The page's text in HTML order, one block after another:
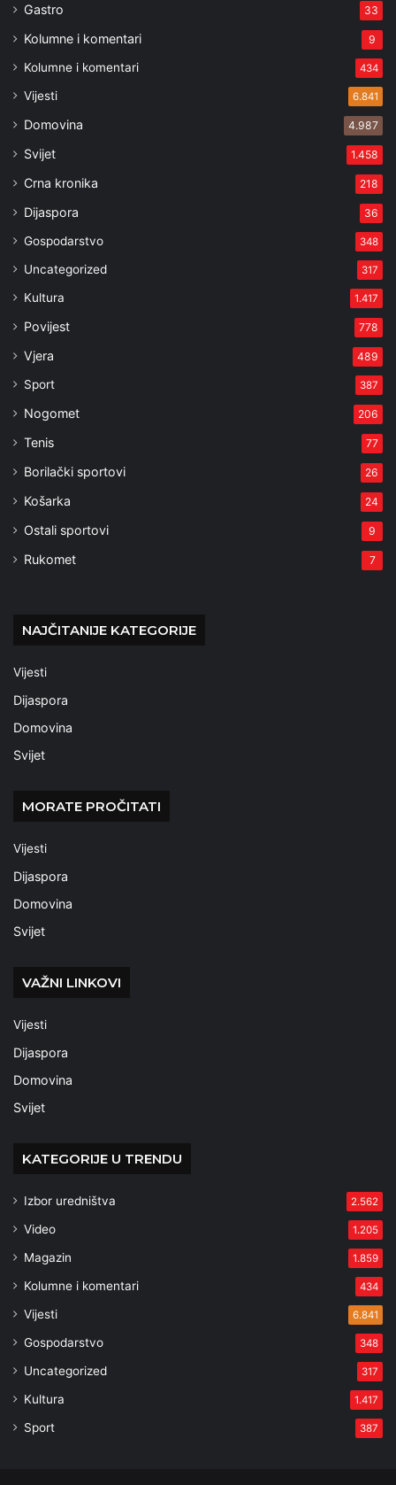
Gastro 33
Kolumne i komentari 9
Kolumne i komentari 434
Vijesti 6.841
Domovina 4.987
Svijet 1.458
Crna kronika 218
Dijaspora 36
Gospodarstvo 348
Uncategorized 317
Kultura 1.417
Povijest 778
Vjera 489
Sport 387
Nogomet 206
Tenis 77
Borilački sportovi 26
Košarka 24
Ostali sportovi 9
Rukomet 7
NAJČITANIJE KATEGORIJE
Vijesti
Dijaspora
Domovina
Svijet
MORATE PROČITATI
Vijesti
Dijaspora
Domovina
Svijet
VAŽNI LINKOVI
Vijesti
Dijaspora
Domovina
Svijet
KATEGORIJE U TRENDU
Izbor uredništva 2.562
Video 1.205
Magazin 1.859
Kolumne i komentari 434
Vijesti 6.841
Gospodarstvo 348
Uncategorized 317
Kultura 1.417
Sport 387